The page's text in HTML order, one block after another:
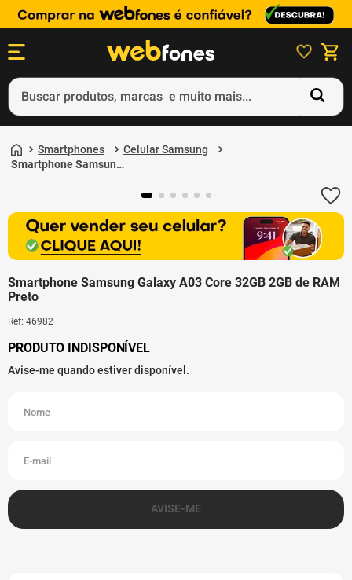
Buscar produtos, marcas e muito mais...
Smartphones
Celular Samsung
Smartphone Samsung
Smartphone Samsung Galaxy A03 Core 32GB 2GB de RAM
Preto
Ref: 46982
2º
gift card
4º
smartphone
5º notebook